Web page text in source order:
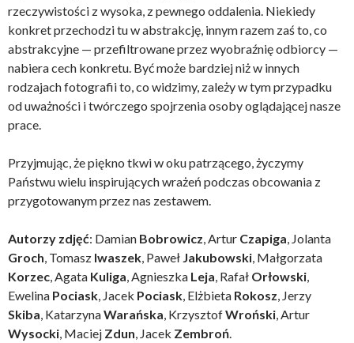
rzeczywistości z wysoka, z pewnego oddalenia. Niekiedy
konkret przechodzi tu w abstrakcję, innym razem zaś to, co
abstrakcyjne — przefiltrowane przez wyobraźnię odbiorcy —
nabiera cech konkretu. Być może bardziej niż w innych
rodzajach fotografii to, co widzimy, zależy w tym przypadku
od uważności i twórczego spojrzenia osoby oglądającej nasze
prace.
Przyjmując, że piękno tkwi w oku patrzącego, życzymy
Państwu wielu inspirujących wrażeń podczas obcowania z
przygotowanym przez nas zestawem.
Autorzy zdjęć: Damian Bobrowicz, Artur Czapiga, Jolanta
Groch, Tomasz Iwaszek, Paweł Jakubowski, Małgorzata
Korzec, Agata Kuliga, Agnieszka Leja, Rafał Orłowski,
Ewelina Pociask, Jacek Pociask, Elżbieta Rokosz, Jerzy
Skiba, KatarzynaWarańska, KrzysztofWroński, Artur
Wysocki, Maciej Zdun, Jacek Zembroń.